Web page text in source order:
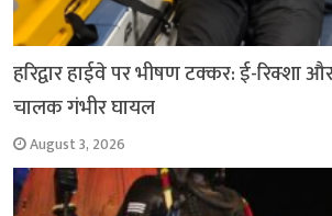
हरिद्वार हाईवे पर भीषण टक्कर: ई-रिक्शा
चालक गंभीर घायल
August 3, 2026